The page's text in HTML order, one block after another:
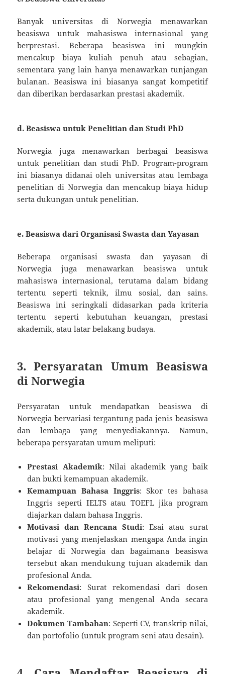
Banyak universitas di Norwegia menawarkan
beasiswa untuk mahasiswa internasional yang
berprestasi. Beberapa beasiswa ini mungkin
mencakup biaya kuliah penuh atau sebagian,
sementara yang lain hanya menawarkan tunjangan
bulanan. Beasiswa ini biasanya sangat kompetitif
dan diberikan berdasarkan prestasi akademik.
d.Beasiswa untuk Penelitian dan Studi PhD
Norwegia juga menawarkan berbagai beasiswa
untuk penelitian dan studi PhD. Program-program
ini biasanya didanai oleh universitas atau lembaga
penelitian di Norwegia dan mencakup biaya hidup
serta dukungan untuk penelitian.
e.Beasiswa dari Organisasi Swasta dan Yayasan
Beberapa organisasi swasta dan yayasan di
Norwegia juga menawarkan beasiswa untuk
mahasiswa internasional, terutama dalam bidang
tertentu seperti teknik, ilmu sosial, dan sains.
Beasiswa ini seringkali didasarkan pada kriteria
tertentu seperti kebutuhan keuangan, prestasi
akademik, atau latar belakang budaya.
3. Persyaratan Umum Beasiswa
di Norwegia
Persyaratan untuk mendapatkan beasiswa di
Norwegia bervariasi tergantung pada jenis beasiswa
dan lembaga yang menyediakannya. Namun,
beberapa persyaratan umum meliputi:
Prestasi Akademik: Nilai akademik yang baik
dan bukti kemampuan akademik.
Kemampuan Bahasa Inggris: Skor tes bahasa
Inggris seperti IELTS atau TOEFL jika program
diajarkan dalam bahasa Inggris.
Motivasi dan Rencana Studi: Esai atau surat
motivasi yang menjelaskan mengapa Anda ingin
belajar di Norwegia dan bagaimana beasiswa
tersebut akan mendukung tujuan akademik dan
profesional Anda.
Rekomendasi: Surat rekomendasi dari dosen
atau profesional yang mengenal Anda secara
akademik.
Dokumen Tambahan: Seperti CV, transkrip nilai,
dan portofolio (untuk program seni atau desain).